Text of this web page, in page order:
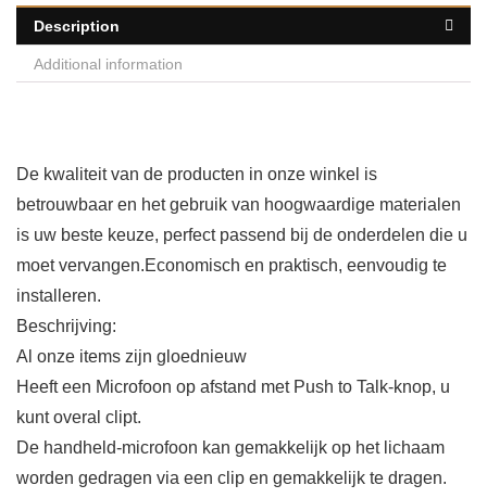
Description
Additional information
De kwaliteit van de producten in onze winkel is
betrouwbaar en het gebruik van hoogwaardige materialen
is uw beste keuze, perfect passend bij de onderdelen die u
moet vervangen.Economisch en praktisch, eenvoudig te
installeren.
Beschrijving:
Al onze items zijn gloednieuw
Heeft een Microfoon op afstand met Push to Talk-knop, u
kunt overal clipt.
De handheld-microfoon kan gemakkelijk op het lichaam
worden gedragen via een clip en gemakkelijk te dragen.